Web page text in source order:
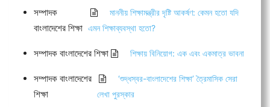
সম্পাদক
বাংলাদেশের শিক্ষা
মাননীয় শিক্ষামন্ত্রীর দৃষ্টি আকর্ষণ: কেমন হতো যদি
এমন শিক্ষাব্যবস্থা হতো?
সম্পাদক বাংলাদেশের শিক্ষা শিক্ষায় বিনিয়োগ: এক এবং একমাত্র ভাবনা
সম্পাদক বাংলাদেশের
শিক্ষা
‘শুদ্ধস্বর-বাংলাদেশের শিক্ষা’ ত্রৈমাসিক সেরা
লেখা পুরস্কার